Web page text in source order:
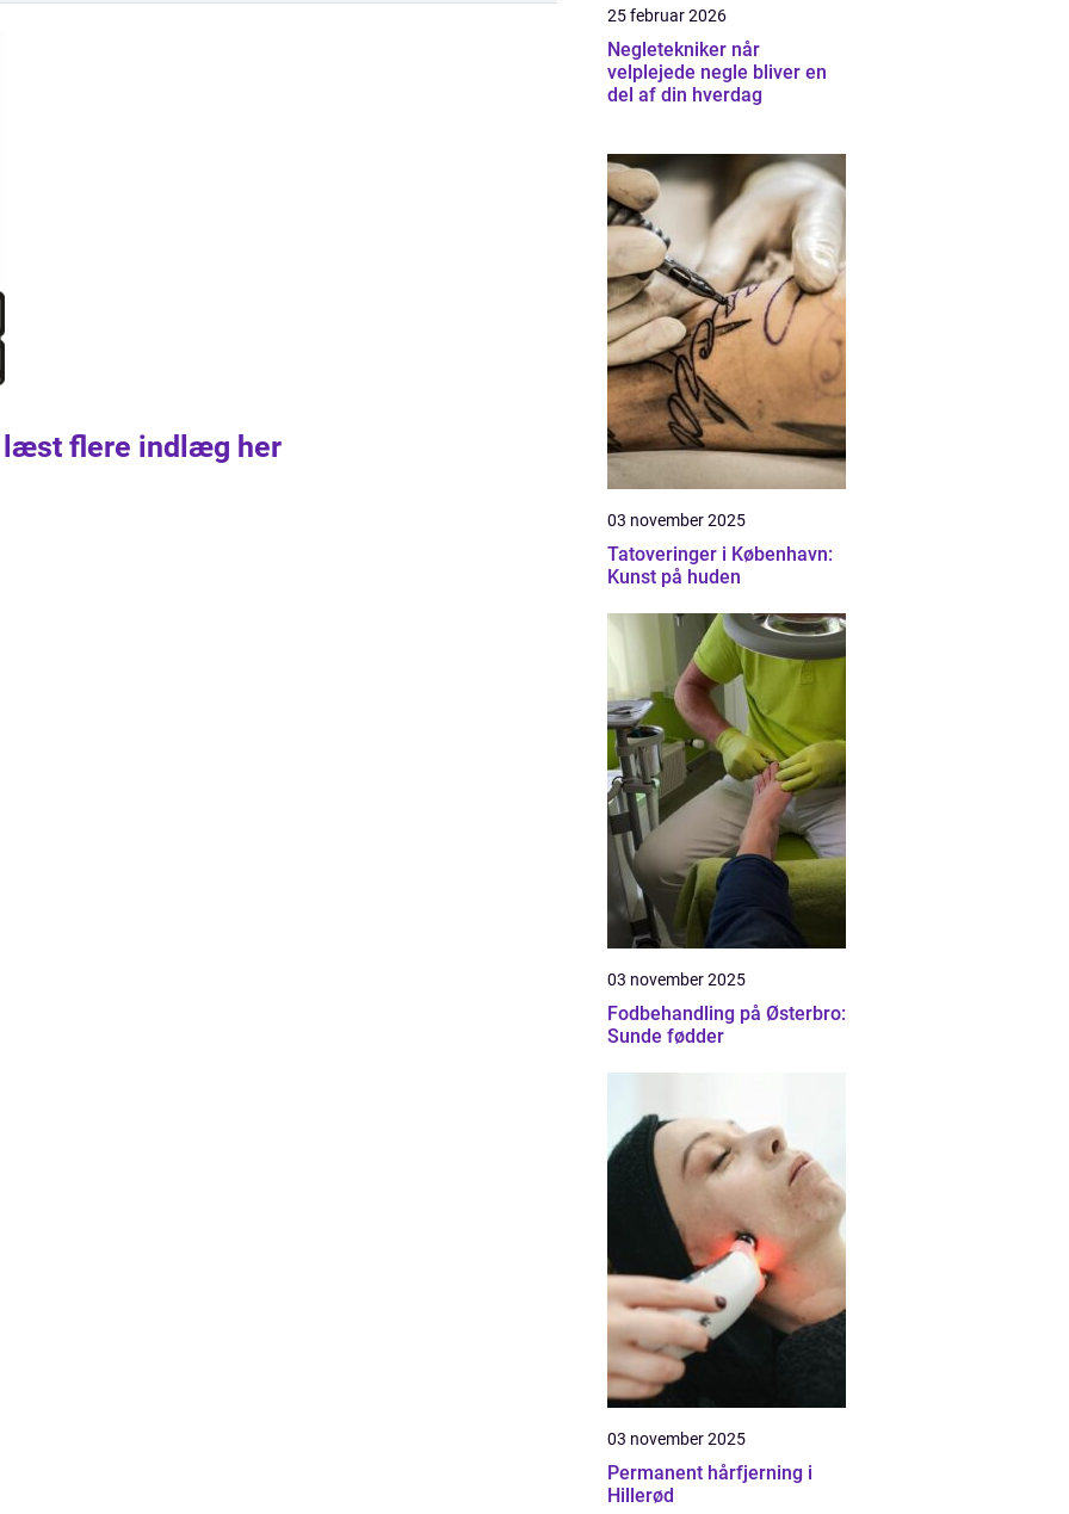
læst flere indlæg her
25 februar 2026
Negletekniker når
velplejede negle bliver en
del af din hverdag
03 november 2025
Tatoveringer i København:
Kunst på huden
03 november 2025
Fodbehandling på Østerbro:
Sunde fødder
03 november 2025
Permanent hårfjerning i
Hillerød